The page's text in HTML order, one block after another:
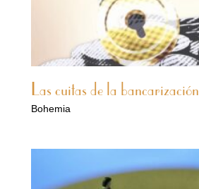
Las cuitas de la bancarización
Bohemia